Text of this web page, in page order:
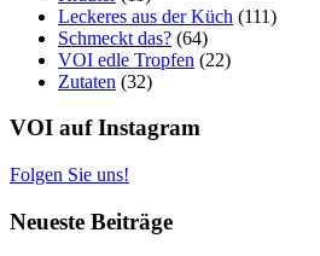
Leckeres aus der Küch (111)
Schmeckt das? (64)
VOI edle Tropfen (22)
Zutaten (32)
VOI auf Instagram
Folgen Sie uns!
Neueste Beiträge